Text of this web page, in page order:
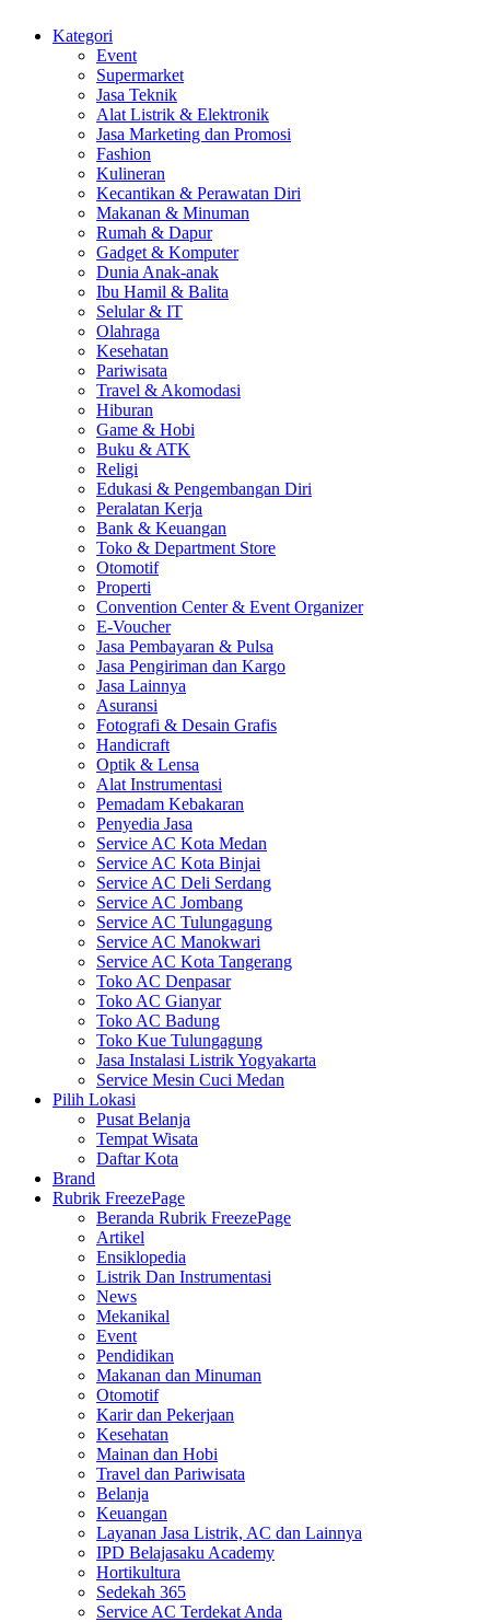
Kategori
Event
Supermarket
Jasa Teknik
Alat Listrik & Elektronik
Jasa Marketing dan Promosi
Fashion
Kulineran
Kecantikan & Perawatan Diri
Makanan & Minuman
Rumah & Dapur
Gadget & Komputer
Dunia Anak-anak
Ibu Hamil & Balita
Selular & IT
Olahraga
Kesehatan
Pariwisata
Travel & Akomodasi
Hiburan
Game & Hobi
Buku & ATK
Religi
Edukasi & Pengembangan Diri
Peralatan Kerja
Bank & Keuangan
Toko & Department Store
Otomotif
Properti
Convention Center & Event Organizer
E-Voucher
Jasa Pembayaran & Pulsa
Jasa Pengiriman dan Kargo
Jasa Lainnya
Asuransi
Fotografi & Desain Grafis
Handicraft
Optik & Lensa
Alat Instrumentasi
Pemadam Kebakaran
Penyedia Jasa
Service AC Kota Medan
Service AC Kota Binjai
Service AC Deli Serdang
Service AC Jombang
Service AC Tulungagung
Service AC Manokwari
Service AC Kota Tangerang
Toko AC Denpasar
Toko AC Gianyar
Toko AC Badung
Toko Kue Tulungagung
Jasa Instalasi Listrik Yogyakarta
Service Mesin Cuci Medan
Pilih Lokasi
Pusat Belanja
Tempat Wisata
Daftar Kota
Brand
Rubrik FreezePage
Beranda Rubrik FreezePage
Artikel
Ensiklopedia
Listrik Dan Instrumentasi
News
Mekanikal
Event
Pendidikan
Makanan dan Minuman
Otomotif
Karir dan Pekerjaan
Kesehatan
Mainan dan Hobi
Travel dan Pariwisata
Belanja
Keuangan
Layanan Jasa Listrik, AC dan Lainnya
IPD Belajasaku Academy
Hortikultura
Sedekah 365
Service AC Terdekat Anda